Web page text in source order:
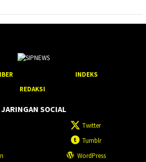
INDEKS
REDAKSI
JARINGAN SOCIAL
Twitter
Tumblr
WordPress